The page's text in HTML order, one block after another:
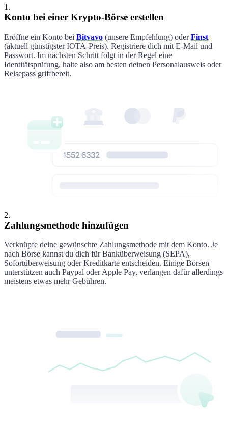
1 .
Konto bei einer Krypto-Börse erstellen
Eröffne ein Konto bei Bitvavo (unsere Empfehlung) oderFinst
(aktuell günstigsterIOTA-Preis). Registriere dich mit E-Mail und
Passwort. Im nächsten Schritt folgt in der Regel eine
Identitätsprüfung, halte also am besten deinen Personalausweis oder
Reisepass griffbereit.
2.
Zahlungsmethode hinzufügen
Verknüpfe deine gewünschte Zahlungsmethode mit dem Konto. Je
nach Börse kannst du dich für Banküberweisung (SEPA),
Sofortüberweisung oder Kreditkarte entscheiden. Einige Börsen
unterstützen auch Paypal oder Apple Pay, verlangen dafür allerdings
meistens etwas mehr Gebühren.